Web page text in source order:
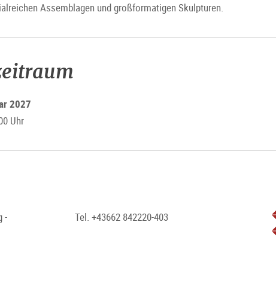
Assemblagen und großformatigen Skulpturen.
2027
Uhr
-
Tel. +43662 842220-403